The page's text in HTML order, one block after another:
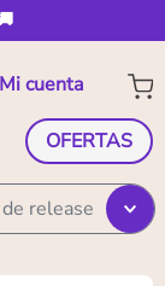
OFERTAS
release